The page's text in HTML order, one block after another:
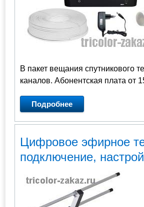
В пакет вещания спутникового
каналов. Абонентская плата от
Подробнее
Цифровое эфирное
подключение,